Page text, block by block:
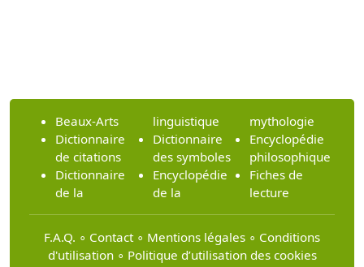
Beaux-Arts
Dictionnaire
de citations
Dictionnaire
de la
linguistique
Dictionnaire
des symboles
Encyclopédie
de la
mythologie
Encyclopédie
philosophique
Fiches de
lecture
F.A.Q. ∘ Contact ∘ Mentions légales ∘ Conditions
d'utilisation∘ Politique d’utilisation des cookies